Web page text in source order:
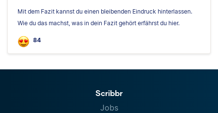
Mit dem Fazit kannst du einen bleibenden Eindruck hinterlassen.
Wie du das machst, was in dein Fazit gehört erfährst du hier.
84
Scribbr
Jobs